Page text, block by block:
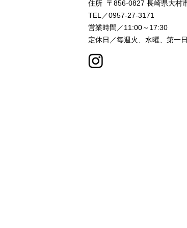
住所 〒856-0827 長崎県大村
TEL／0957-27-3171
営業時間／11:00～17:30
定休日／毎週火、水曜、第一